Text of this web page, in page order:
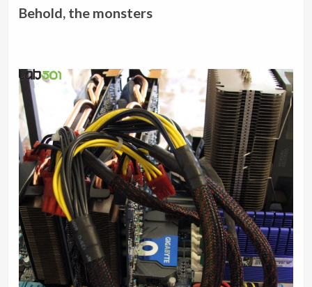
Behold, the monsters